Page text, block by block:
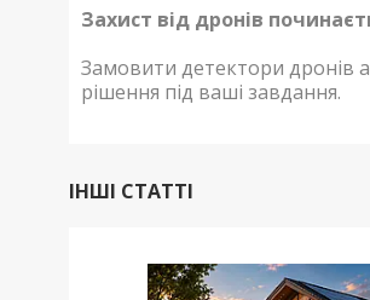
Захист від дронів
Замовити детектори дронів
рішення під ваші завдання.
ІНШІ СТАТТІ